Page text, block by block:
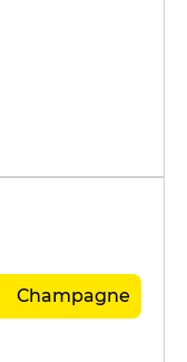
Champagne